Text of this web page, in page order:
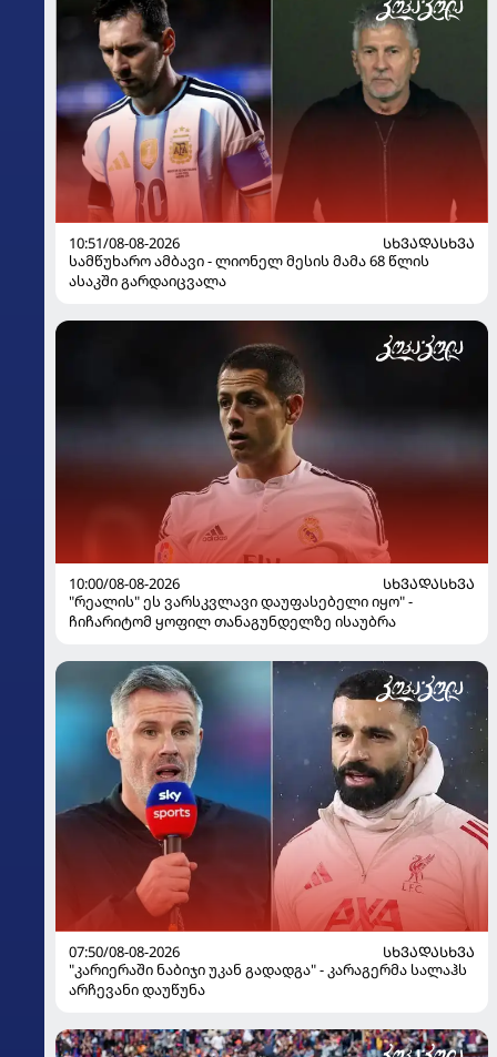
10:51/08-08-2026
ᲡᲮᲕᲐᲓᲐᲡᲮᲕᲐ
სამწუხარო ამბავი - ლიონელ მესის მამა 68 წლის
ასაკში გარდაიცვალა
10:00/08-08-2026
ᲡᲮᲕᲐᲓᲐᲡᲮᲕᲐ
"რეალის" ეს ვარსკვლავი დაუფასებელი იყო" -
ჩიჩარიტომ ყოფილ თანაგუნდელზე ისაუბრა
07:50/08-08-2026
ᲡᲮᲕᲐᲓᲐᲡᲮᲕᲐ
"კარიერაში ნაბიჯი უკან გადადგა" - კარაგერმა სალაჰს
არჩევანი დაუწუნა